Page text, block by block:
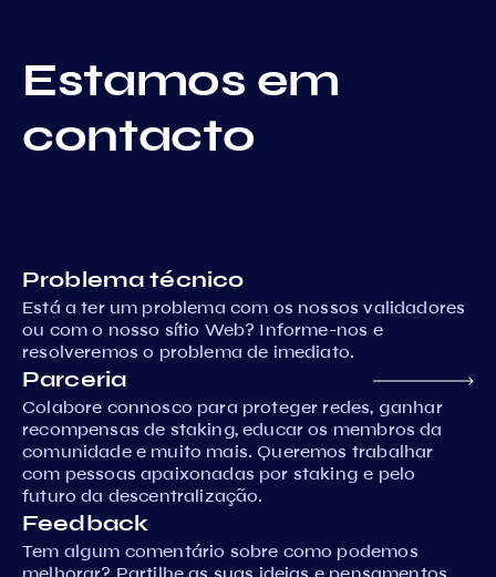
Estamos em
contacto
Problema técnico
Está a ter um problema com os nossos validadores
ou com o nosso sítio Web? Informe-nos e
resolveremos o problema de imediato.
Parceria
Colabore connosco para proteger redes, ganhar
recompensas de staking, educar os membros da
comunidade e muito mais. Queremos trabalhar
com pessoas apaixonadas por staking e pelo
futuro da descentralização.
Feedback
Tem algum comentário sobre como podemos
melhorar? Partilhe as suas ideias e pensamentos